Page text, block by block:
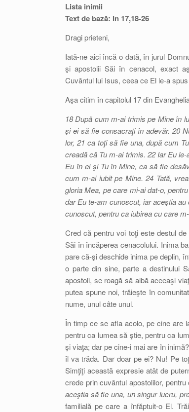
Lista inimii
Text de bază: In 17,18-26
Dragi prieteni,
Iată-ne aici încă o dată, în jurul
şi apostolii Săi în cenacol, exact
Cuvântul lui Isus, ceea ce El le-a
Aşa citim în capitolul 17 din
18 După cum m-ai trimis pe Mine în
şi ei să fie consacraţi în adevăr. 20
lor, 21 ca toţi să fie una, după cum
creadă că Tu m-ai trimis. 22 Iar Eu
Eu în ei şi Tu în Mine, ca să fie
cum m-ai iubit pe Mine. 24 Tată,
gloria Mea, pe care mi-ai dat-o,
dar Eu te-am cunoscut, iar aceştia
cunoscut, pentru ca iubirea cu care
Cred că pentru voi toţi este destul
Săi în încăperea cenacolului. Inima
pare că-şi deschide inima pe deplin,
o parte din sine, parte a destinului
apostoli, se roagă să aibă aceeaşi
putea spune noi, trăieşte în
nume, unul câte unul.
În timp ce se afla acolo, pe cine are
pentru ca lumea să ştie, pentru ca
şi viaţa; dar pe cine-i mai are în
îl va trăda. Dar doar pe ei? Nu! Pe
Simţiţi această expresie atât de
crede prin cuvântul apostolilor,
aceştia să fie una, un singur lucru,
familială pe care a înfăptuit-o El.